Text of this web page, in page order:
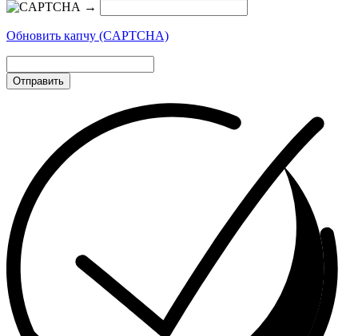
→
Обновить капчу (CAPTCHA)
Отправить